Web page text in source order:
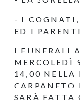
- I
ED I
I FUNERALI
MERCOLEDÌ
14,00 NELLA
CARPANETO
SARÀ FATTA